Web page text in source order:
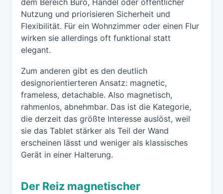
Nutzung und priorisieren Sicherheit und
Flexibilität. Für ein Wohnzimmer oder einen Flur
wirken sie allerdings oft funktional statt
elegant.
Zum anderen gibt es den deutlich
designorientierteren Ansatz: magnetic,
frameless, detachable. Also magnetisch,
rahmenlos, abnehmbar. Das ist die Kategorie,
die derzeit das größte Interesse auslöst, weil
sie das Tablet stärker als Teil der Wand
erscheinen lässt und weniger als klassisches
Gerät in einer Halterung.
Der Reiz magnetischer